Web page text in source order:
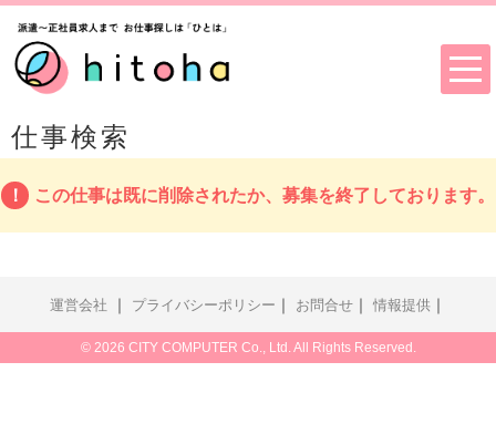
仕事検索
この仕事は既に削除されたか、募集を終了しております。
運営会社 ｜ プライバシーポリシー ｜ お問合せ ｜ 情報提供 ｜
© 2026 CITY COMPUTER Co., Ltd. All Rights Reserved.